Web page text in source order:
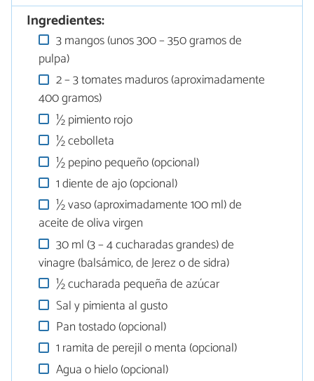
Ingredientes:
3 mangos (unos 300 – 350 gramos de
pulpa)
2 – 3 tomates maduros (aproximadamente
400 gramos)
½ pimiento rojo
½ cebolleta
½ pepino pequeño (opcional)
1 diente de ajo (opcional)
½ vaso (aproximadamente 100 ml) de
aceite de oliva virgen
30 ml (3 – 4 cucharadas grandes) de
vinagre (balsámico, de Jerez o de sidra)
½ cucharada pequeña de azúcar
Sal y pimienta al gusto
Pan tostado (opcional)
1 ramita de perejil o menta (opcional)
Agua o hielo (opcional)